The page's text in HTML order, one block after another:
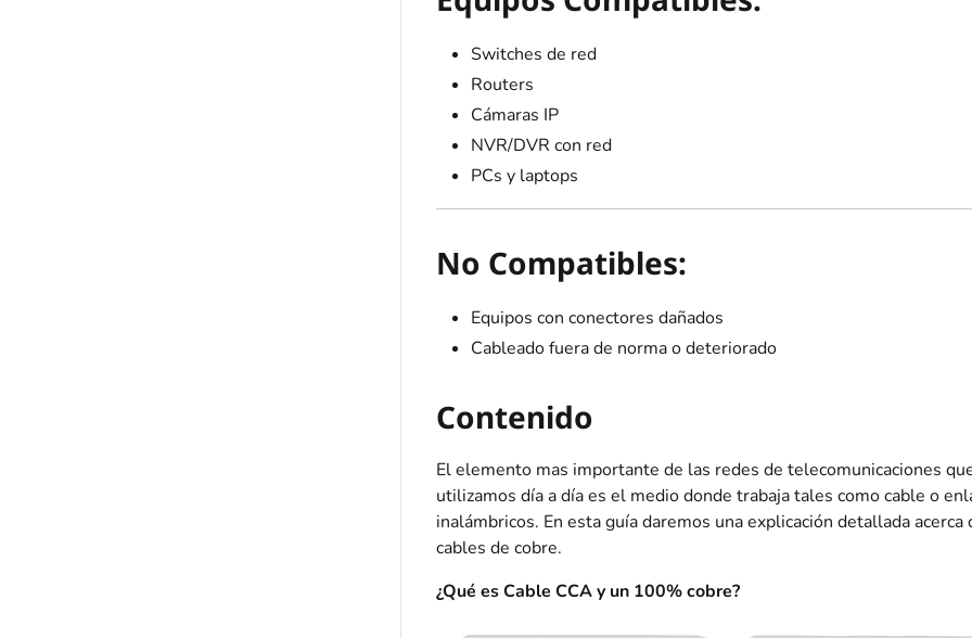
Switches de red
Routers
Cámaras IP
NVR/DVR con red
PCs y laptops
No Compatibles:
Equipos con conectores dañados
Cableado fuera de norma o deteriorado
Contenido
El elemento mas importante de las redes de telecomunicaciones
utilizamos día a día es el medio donde trabaja tales como cable o
inalámbricos. En esta guía daremos una explicación detallada acerca
cables de cobre.
¿Qué es Cable CCA y un 100% cobre?